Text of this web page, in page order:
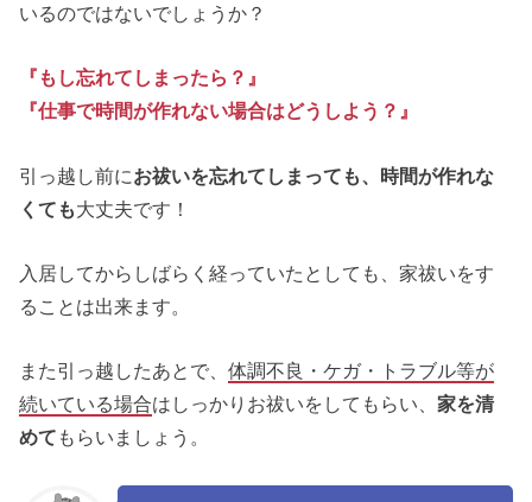
いるのではないでしょうか？
『もし忘れてしまったら？』
『仕事で時間が作れない場合はどうしよう？』
引っ越し前にお祓いを忘れてしまっても、時間が作れな
くても大丈夫です！
入居してからしばらく経っていたとしても、家祓いをす
ることは出来ます。
また引っ越したあとで、体調不良・ケガ・トラブル等が
続いている場合はしっかりお祓いをしてもらい、家を清
めて もらいましょう。